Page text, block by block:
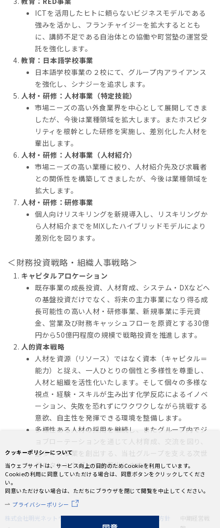
ICTを活用したヒトに頼らないビジネスモデルである
強みを活かし、フランチャイジーを拡大するととも
に、講師不足である自治体との協働や町営塾の運営受
託を強化します。
教育：日本語学校事業
日本語学校事業の２校にて、グループ内アライアンス
を強化し、シナジーを追求します。
人材・研修：人材事業（特定技能）
市場ニーズの高い外食業界を中心として展開してきま
したが、今後は業種領域を拡大します。またホスピタ
リティを根幹とした研修を実施し、差別化した人材を
輩出します。
人材・研修：人材事業（人材紹介）
市場ニーズの高い業種に絞り、人材紹介先及び求職者
との関係性を構築してきましたが、今後は業種領域を
拡大します。
人材・研修：研修事業
個人向けリスキリングを新規導入し、リスキリングか
ら人材紹介までをMIXしたハイブリッドモデルにより
差別化を図ります。
＜財務投資戦略・組織人事戦略＞
キャピタルアロケーション
既存事業の成長投資、人材育成、システム・DXなどへ
の基盤投資だけでなく、将来の主力事業になり得る成
長可能性の高い人材・研修事業、新規事業に手元資
金、営業及び財務キャッシュフローを原資とする30億
円から50億円程度の規模で戦略投資を推進します。
人的資本戦略
人材を資源（リソース）ではなく資本（キャピタル＝
能力）と捉え、一人ひとりの個性と多様性を尊重し、
人材と組織を活性化いたします。そして個々の多様な
視点・経験・スキルが生み出す化学反応によるイノベ
ーション、失敗を恐れずにワクワクしながら挑戦する
意欲、自主性を発揮できる環境を整備します。
多様性ある人材の採用を継続し、またグループ内でジ
ョブローテーションを通じて人材育成、交流を図り、
数多くの事業を創出する、当社グループを支える次世
代のタレントプールを輩出します。
株式会社明光ネットワークジャパン 投資家情報 経営方針
中期経営戦
クッキーポリシーについて
当ウェブサイトは、サービス向上の目的のためCookieを利用しています。
Cookieの利用に同意していただける場合は、同意ボタンをクリックしてくださ
い。
同意いただけない場合は、ただちにブラウザを閉じて閲覧を中止してください。
プライバシーポリシー